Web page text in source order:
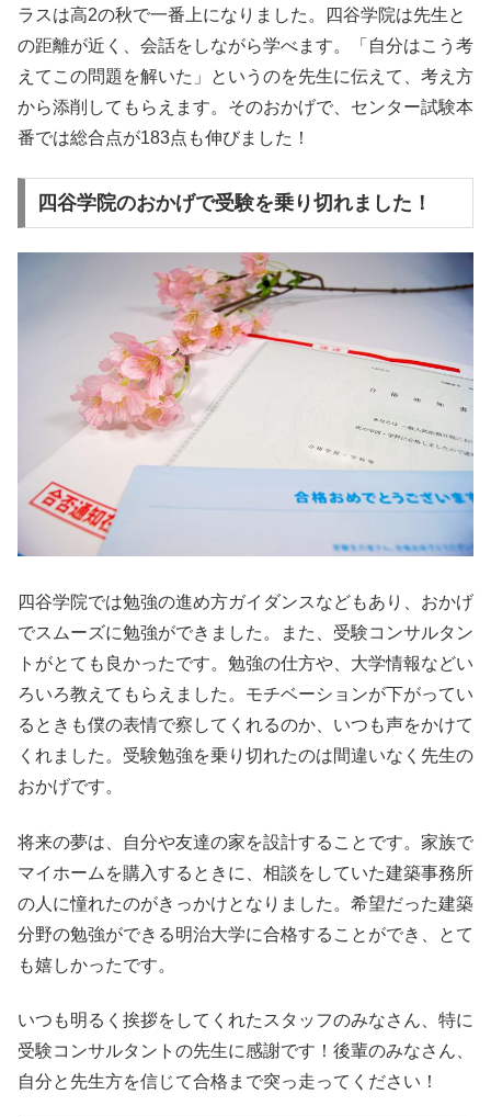
ラスは高2の秋で一番上になりました。四谷学院は先生と
の距離が近く、会話をしながら学べます。「自分はこう考
えてこの問題を解いた」というのを先生に伝えて、考え方
から添削してもらえます。そのおかげで、センター試験本
番では総合点が183点も伸びました！
四谷学院のおかげで受験を乗り切れました！
四谷学院では勉強の進め方ガイダンスなどもあり、おかげ
でスムーズに勉強ができました。また、受験コンサルタン
トがとても良かったです。勉強の仕方や、大学情報などい
ろいろ教えてもらえました。モチベーションが下がってい
るときも僕の表情で察してくれるのか、いつも声をかけて
くれました。受験勉強を乗り切れたのは間違いなく先生の
おかげです。
将来の夢は、自分や友達の家を設計することです。家族で
マイホームを購入するときに、相談をしていた建築事務所
の人に憧れたのがきっかけとなりました。希望だった建築
分野の勉強ができる明治大学に合格することができ、とて
も嬉しかったです。
いつも明るく挨拶をしてくれたスタッフのみなさん、特に
受験コンサルタントの先生に感謝です！後輩のみなさん、
自分と先生方を信じて合格まで突っ走ってください！